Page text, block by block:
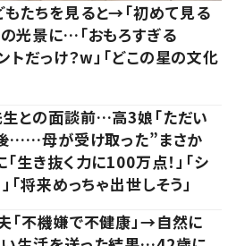
たちを見ると→「初めて見る
光景に…「おもろすぎる
トだっけ？w」「どこの星の文化
との面談前…高3娘「ただい
……母が受け取った”まさか
生き抜く力に100万点！」「シ
」「将来めっちゃ出世しそう」
「不機嫌で不健康」→自然に